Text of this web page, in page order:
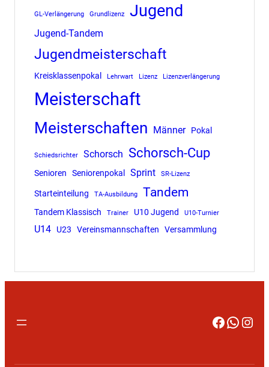
GL-Verlängerung Grundlizenz Jugend
Jugend-Tandem
Jugendmeisterschaft
Kreisklassenpokal Lehrwart Lizenz Lizenzverlängerung
Meisterschaft
Meisterschaften Männer Pokal
Schiedsrichter Schorsch Schorsch-Cup
Senioren Seniorenpokal Sprint SR-Lizenz
Starteinteilung TA-Ausbildung Tandem
Tandem Klassisch Trainer U10 Jugend U10-Turnier
U14 U23 Vereinsmannschaften Versammlung